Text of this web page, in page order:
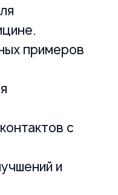
примеров
с
и